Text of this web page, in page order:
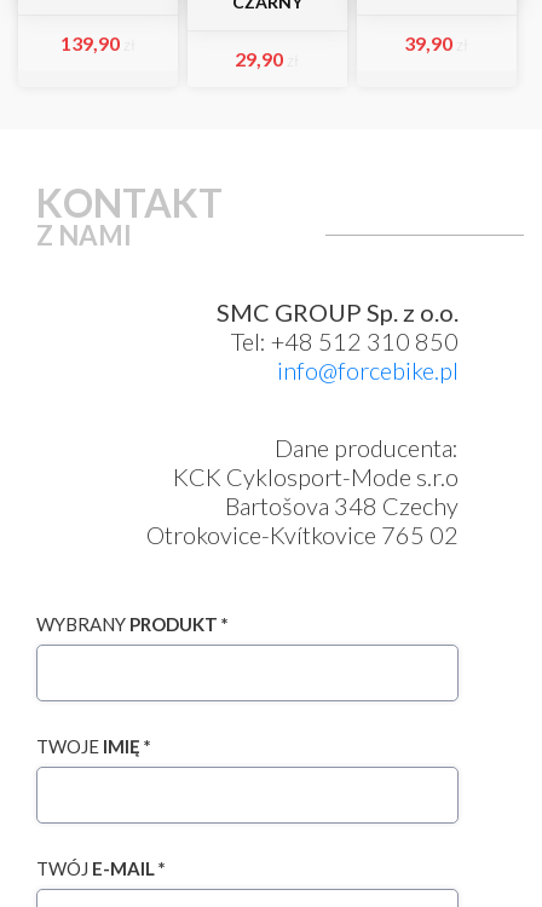
139,90
29,90
39,90
KONTAKT
Z NAMI
SMC GROUP Sp. z o.o.
Tel: +48 512 310 850
info@forcebike.pl
Dane producenta:
KCK Cyklosport-Mode s.r.o
Bartošova 348 Czechy
Otrokovice-Kvítkovice 765 02
WYBRANY PRODUKT *
TWOJE IMIĘ *
TWÓJ E-MAIL *